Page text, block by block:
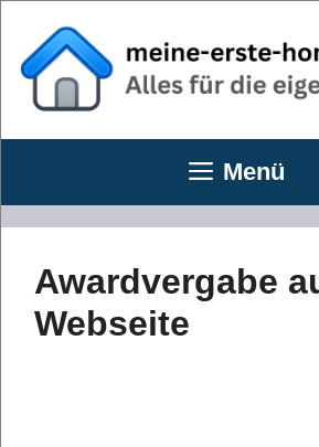
Inhalt
springen
Menü
Awardvergabe
Webseite